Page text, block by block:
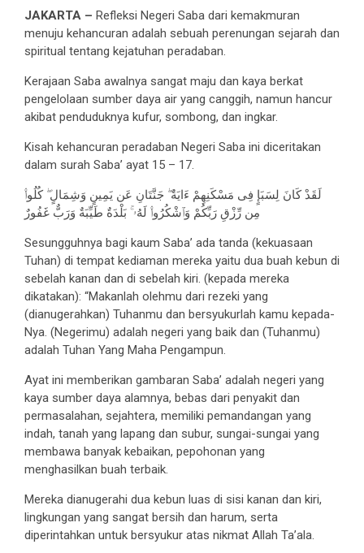
JAKARTA – Refleksi Negeri Saba dari kemakmuran
menuju kehancuran adalah sebuah perenungan sejarah dan
spiritual tentang kejatuhan peradaban.
Kerajaan Saba awalnya sangat maju dan kaya berkat
pengelolaan sumber daya air yang canggih, namun hancur
akibat penduduknya kufur, sombong, dan ingkar.
Kisah kehancuran peradaban Negeri Saba ini diceritakan
dalam surah Saba’ ayat 15 – 17.
لَقَدْ كَانَ لِسَبَإٍ فِى مَسْكَنِهِمْ ءَايَةٌ ۖ جَنَّتَانِ عَن يَمِينٍ وَشِمَالٍ ۖ كُلُوا۟
مِن رِّزْقِ رَبِّكُمْ وَٱشْكُرُوا۟ لَهُۥ ۚ بَلْدَةٌ طَيِّبَةٌ وَرَبٌّ غَفُورٌ
Sesungguhnya bagi kaum Saba’ ada tanda (kekuasaan
Tuhan) di tempat kediaman mereka yaitu dua buah kebun di
sebelah kanan dan di sebelah kiri. (kepada mereka
dikatakan): “Makanlah olehmu dari rezeki yang
(dianugerahkan) Tuhanmu dan bersyukurlah kamu kepada-
Nya. (Negerimu) adalah negeri yang baik dan (Tuhanmu)
adalah Tuhan Yang Maha Pengampun.
Ayat ini memberikan gambaran Saba’ adalah negeri yang
kaya sumber daya alamnya, bebas dari penyakit dan
permasalahan, sejahtera, memiliki pemandangan yang
indah, tanah yang lapang dan subur, sungai-sungai yang
membawa banyak kebaikan, pepohonan yang
menghasilkan buah terbaik.
Mereka dianugerahi dua kebun luas di sisi kanan dan kiri,
lingkungan yang sangat bersih dan harum, serta
diperintahkan untuk bersyukur atas nikmat Allah Ta’ala.